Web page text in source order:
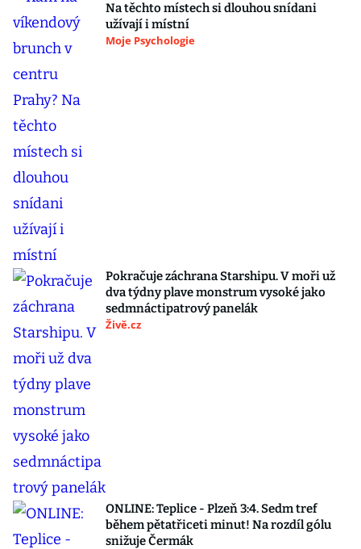
Na těchto místech si dlouhou snídani
užívají i místní
Moje Psychologie
Pokračuje záchrana Starshipu. V moři už
dva týdny plave monstrum vysoké jako
sedmnáctipatrový panelák
Živě.cz
ONLINE: Teplice - Plzeň 3:4. Sedm tref
během pětatřiceti minut! Na rozdíl gólu
snižuje Čermák